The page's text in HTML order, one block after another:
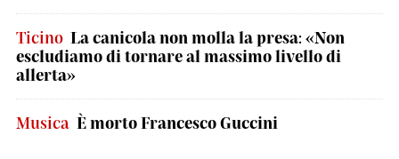
Ticino La canicola non molla la presa: «Non
escludiamo di tornare al massimo livello di
allerta»
Musica È morto Francesco Guccini